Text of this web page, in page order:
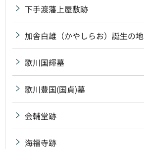
下手渡藩上屋敷跡
加舎白雄（かやしらお）誕生の地
歌川国輝墓
歌川豊国(国貞)墓
会輔堂跡
海福寺跡